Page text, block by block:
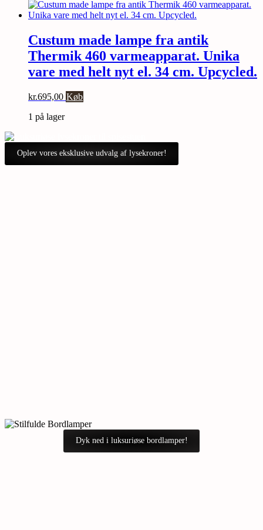
Custum made lampe fra antik
Thermik 460 varmeapparat. Unika
vare med helt nyt el. 34 cm. Upcycled.
kr.695,00 Køb
1 på lager
Oplev vores eksklusive udvalg af lysekroner!
Dyk ned i luksuriøse bordlamper!